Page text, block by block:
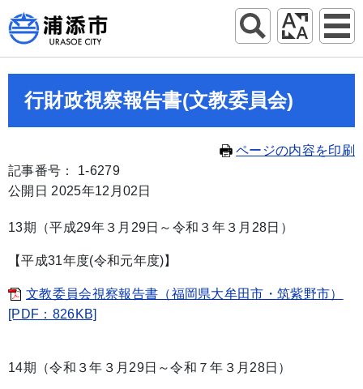
行財政視察報告書(文教委員会)
ページの内容を印刷
記事番号： 1-6279
公開日 2025年12月02日
13期（平成29年３月29日～令和３年３月28日）
【平成31年度(令和元年度)】
文教委員会視察報告書（福岡県大牟田市・筑紫野市）
[PDF：826KB]
14期（令和３年３月29日～令和７年３月28日）